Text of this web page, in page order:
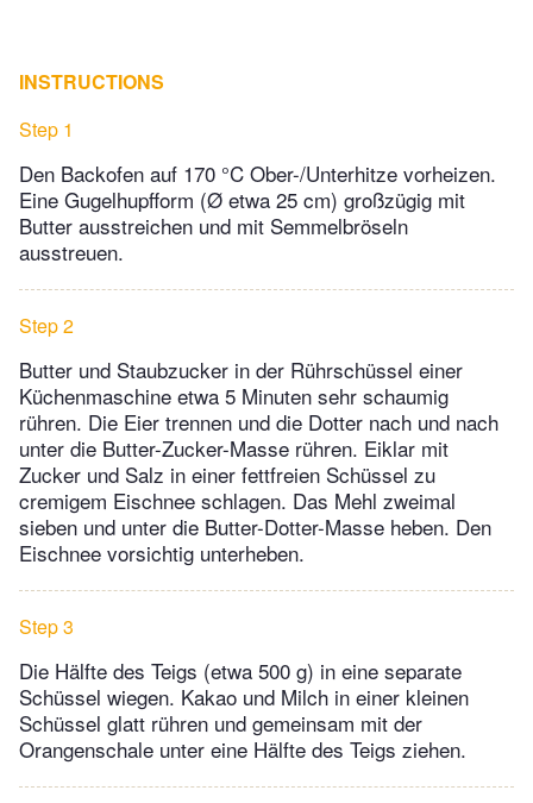
INSTRUCTIONS
Step 1
Den Backofen auf 170 °C Ober-/Unterhitze vorheizen.
Eine Gugelhupfform (Ø etwa 25 cm) großzügig mit
Butter ausstreichen und mit Semmelbröseln
ausstreuen.
Step 2
Butter und Staubzucker in der Rührschüssel einer
Küchenmaschine etwa 5 Minuten sehr schaumig
rühren. Die Eier trennen und die Dotter nach und nach
unter die Butter-Zucker-Masse rühren. Eiklar mit
Zucker und Salz in einer fettfreien Schüssel zu
cremigem Eischnee schlagen. Das Mehl zweimal
sieben und unter die Butter-Dotter-Masse heben. Den
Eischnee vorsichtig unterheben.
Step 3
Die Hälfte des Teigs (etwa 500 g) in eine separate
Schüssel wiegen. Kakao und Milch in einer kleinen
Schüssel glatt rühren und gemeinsam mit der
Orangenschale unter eine Hälfte des Teigs ziehen.